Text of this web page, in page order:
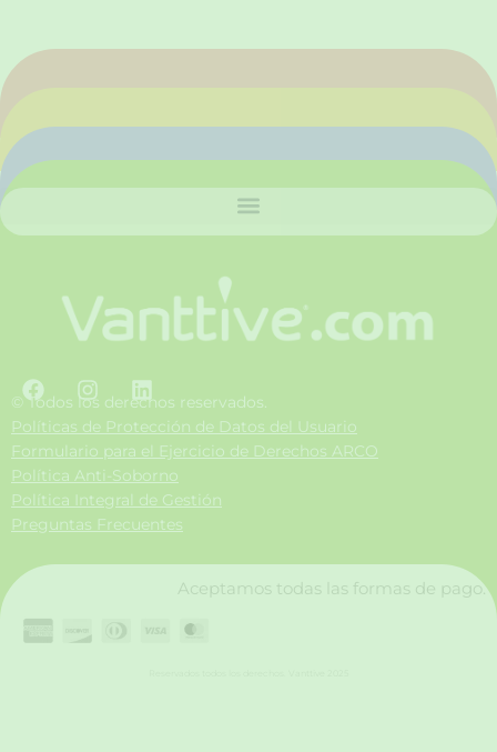
F
a
c
e
b
o
o
k
I
n
s
t
a
g
r
a
L
i
n
k
e
d
i
n
© Todos los derechos reservados.
Políticas de Protección de Datos del Usuario
Formulario para el Ejercicio de Derechos ARCO
Política Anti-Soborno
Política Integral de Gestión
Preguntas Frecuentes
Aceptamos todas las formas de pago.